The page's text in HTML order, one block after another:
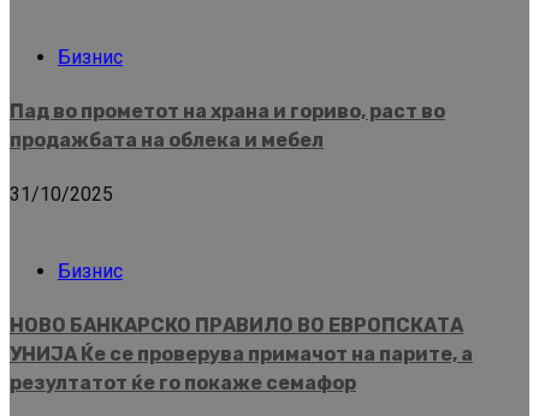
Бизнис
Пад во прометот на храна и гориво, раст во
продажбата на облека и мебел
31/10/2025
Бизнис
НОВО БАНКАРСКО ПРАВИЛО ВО ЕВРОПСКАТА
УНИЈА Ќе се проверува примачот на парите, а
резултатот ќе го покаже семафор